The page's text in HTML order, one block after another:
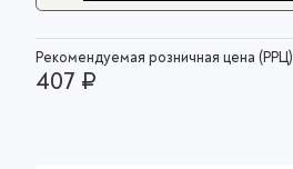
Рекомендуемая розничная цена (РРЦ)
407 ₽